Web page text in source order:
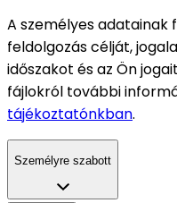
A személyes adatainak
feldolgozás célját,
időszakot és az Ön
fájlokról további
tájékoztatónkban.
Személyre szabott